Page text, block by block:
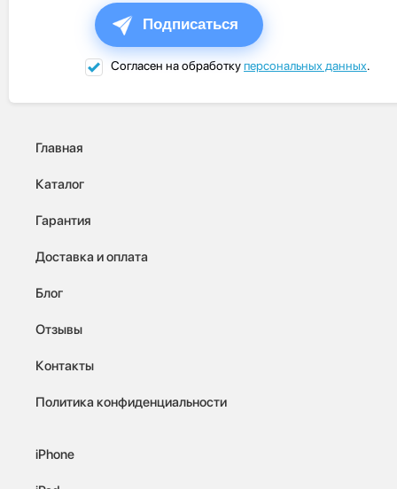
Подписаться
Согласен на обработкуперсональных данных.
Главная
Каталог
Гарантия
Доставка и оплата
Блог
Отзывы
Контакты
Политика конфиденциальности
iPhone